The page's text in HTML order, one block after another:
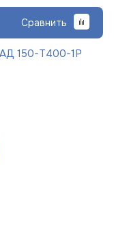
Сравнить
150-Т400-1Р